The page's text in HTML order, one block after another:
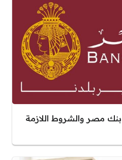
مصر والشروط اللازمة